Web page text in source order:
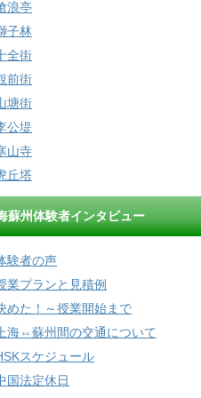
浪亭
子林
全街
前街
塘街
公堤
山寺
丘塔
蘇州体験者インタビュー
験者の声
業プランと見積例
めた！～授業開始まで
海⇔蘇州間の交通について
スケジュール
国法定休日